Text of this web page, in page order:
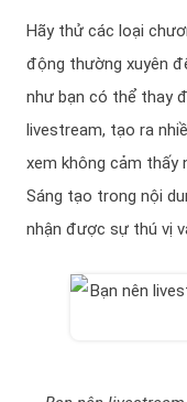
Hãy thử các loại
động thường xuyên
như bạn có thể thay
livestream, tạo ra
xem không cảm thấy
Sáng tạo trong nội
nhận được sự thú vị